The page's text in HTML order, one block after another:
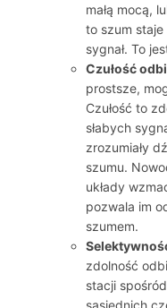
małą mocą,
to szum staje
sygnał. To
Czułość
prostsze,
Czułość to
słabych
zrozumiały
szumu.
układy
pozwala im
szumem.
zdolność
stacji
sąsiednich